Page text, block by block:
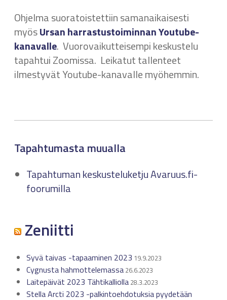
Ohjelma suoratoistettiin samanaikaisesti
myösUrsan harrastustoiminnan Youtube-
kanavalle. Vuorovaikutteisempi keskustelu
tapahtui Zoomissa. Leikatut tallenteet
ilmestyvät Youtube-kanavalle myöhemmin.
Tapahtumasta muualla
Tapahtuman keskusteluketju Avaruus.fi-
foorumilla
Zeniitti
Syvä taivas -tapaaminen 2023 19.9.2023
Cygnusta hahmottelemassa 26.6.2023
Laitepäivät 2023 Tähtikalliolla 28.3.2023
Stella Arcti 2023 -palkintoehdotuksia pyydetään